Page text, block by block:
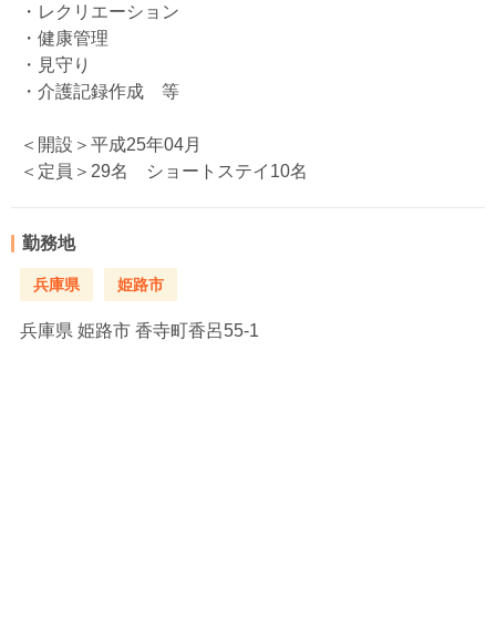
・レクリエーション
・健康管理
・見守り
・介護記録作成 等
＜開設＞平成25年04月
＜定員＞29名 ショートステイ10名
勤務地
兵庫県 姫路市
兵庫県 姫路市 香寺町香呂55-1